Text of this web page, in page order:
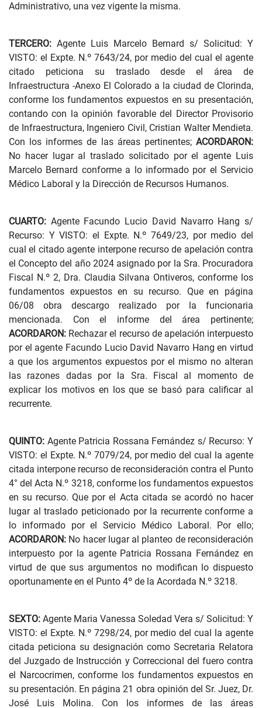
Administrativo, una vez vigente la misma.
TERCERO: Agente Luis Marcelo Bernard s/ Solicitud: Y
VISTO: el Expte. N.º 7643/24, por medio del cual el agente
citado peticiona su traslado desde el área de
Infraestructura -Anexo El Colorado a la ciudad de Clorinda,
conforme los fundamentos expuestos en su presentación,
contando con la opinión favorable del Director Provisorio
de Infraestructura, Ingeniero Civil, Cristian Walter Mendieta.
Con los informes de las áreas pertinentes; ACORDARON:
No hacer lugar al traslado solicitado por el agente Luis
Marcelo Bernard conforme a lo informado por el Servicio
Médico Laboral y la Dirección de Recursos Humanos.
CUARTO: Agente Facundo Lucio David Navarro Hang s/
Recurso: Y VISTO: el Expte. N.º 7649/23, por medio del
cual el citado agente interpone recurso de apelación contra
el Concepto del año 2024 asignado por la Sra. Procuradora
Fiscal N.º 2, Dra. Claudia Silvana Ontiveros, conforme los
fundamentos expuestos en su recurso. Que en página
06/08 obra descargo realizado por la funcionaria
mencionada. Con el informe del área pertinente;
ACORDARON: Rechazar el recurso de apelación interpuesto
por el agente Facundo Lucio David Navarro Hang en virtud
a que los argumentos expuestos por el mismo no alteran
las razones dadas por la Sra. Fiscal al momento de
explicar los motivos en los que se basó para calificar al
recurrente.
QUINTO: Agente Patricia Rossana Fernández s/ Recurso: Y
VISTO: el Expte. N.º 7079/24, por medio del cual la agente
citada interpone recurso de reconsideración contra el Punto
4° del Acta N.º 3218, conforme los fundamentos expuestos
en su recurso. Que por el Acta citada se acordó no hacer
lugar al traslado peticionado por la recurrente conforme a
lo informado por el Servicio Médico Laboral. Por ello;
ACORDARON: No hacer lugar al planteo de reconsideración
interpuesto por la agente Patricia Rossana Fernández en
virtud de que sus argumentos no modifican lo dispuesto
oportunamente en el Punto 4º de la Acordada N.º 3218.
SEXTO: Agente Maria Vanessa Soledad Vera s/ Solicitud: Y
VISTO: el Expte. N.º 7298/24, por medio del cual la agente
citada peticiona su designación como Secretaria Relatora
del Juzgado de Instrucción y Correccional del fuero contra
el Narcocrimen, conforme los fundamentos expuestos en
su presentación. En página 21 obra opinión del Sr. Juez, Dr.
José Luis Molina. Con los informes de las áreas